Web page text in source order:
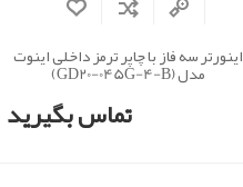
اینورتر سه فاز با چاپر ترمز داخلی اینوت
مدل (GD20-045G-4-B)
تماس بگیرید